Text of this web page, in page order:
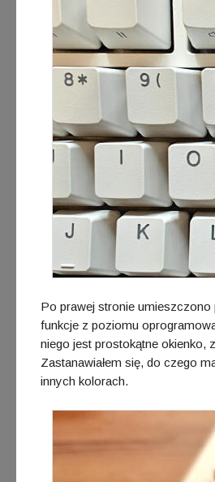
Po prawej stronie umieszczono
funkcje z poziomu
niego jest prostokątne okienko,
Zastanawiałem się, do czego
innych kolorach.